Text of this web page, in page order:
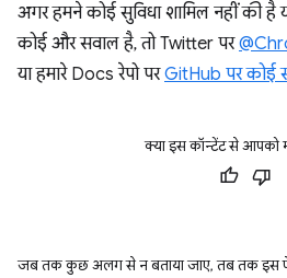
अगर हमने कोई सुविधा शामिल नहीं की
कोई और सवाल है, तो Twitter पर
या हमारे Docs रेपो परGitHub पर कोई
क्या इस कॉन्टेंट से आपको
जब तक कुछ अलग से न बताया जाए, तब तक इस